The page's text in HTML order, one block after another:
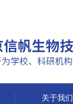
关于我们